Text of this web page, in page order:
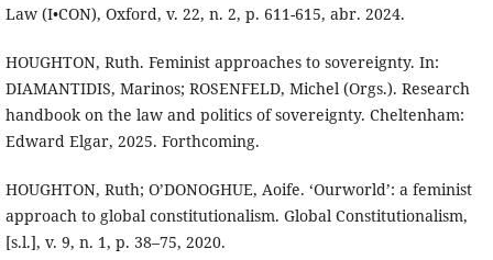
Law (I•CON), Oxford, v. 22, n. 2, p. 611-615, abr. 2024.
HOUGHTON, Ruth. Feminist approaches to sovereignty. In:
DIAMANTIDIS, Marinos; ROSENFELD, Michel (Orgs.). Research
handbook on the law and politics of sovereignty. Cheltenham:
Edward Elgar, 2025. Forthcoming.
HOUGHTON, Ruth; O’DONOGHUE, Aoife. ‘Ourworld’: a feminist
approach to global constitutionalism. Global Constitutionalism,
[s.l.], v. 9, n. 1, p. 38–75, 2020.